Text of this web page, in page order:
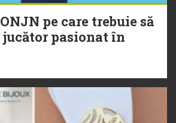
pe care trebuie să
jucător pasionat în